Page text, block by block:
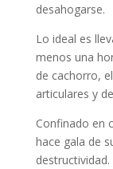
desahogarse.
Lo ideal es
menos una
de cachorro,
articulares y
Confinado en
hace gala de
destructividad.